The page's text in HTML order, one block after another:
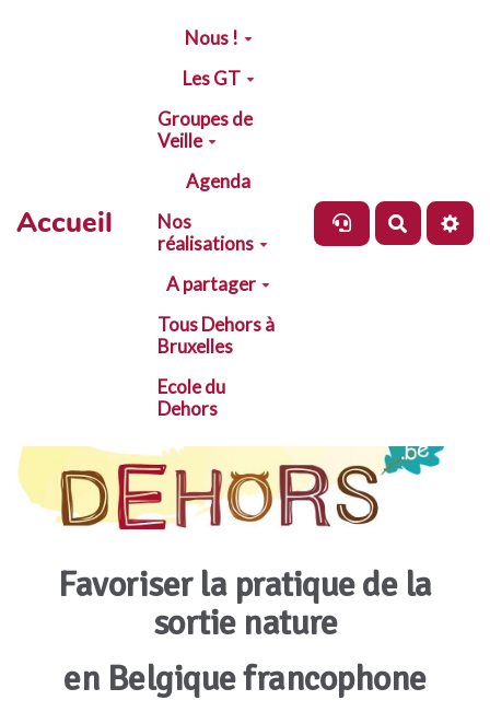
Aller au contenu principal
Accueil
Nous !
Les GT
Groupes de
Veille
Agenda
Nos
réalisations
A partager
Tous Dehors à
Bruxelles
Ecole du
Dehors
Favoriser la pratique de la
sortie nature
en Belgique francophone